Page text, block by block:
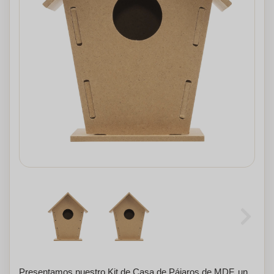
Presentamos nuestro Kit de Casa de Pájaros de MDF, un